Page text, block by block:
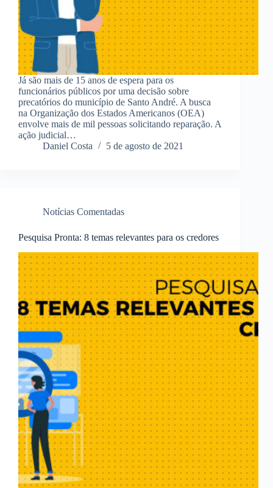
Já são mais de 15 anos de espera para os
funcionários públicos por uma decisão sobre
precatórios do município de Santo André. A busca
na Organização dos Estados Americanos (OEA)
envolve mais de mil pessoas solicitando reparação. A
ação judicial…
Daniel Costa
5 de agosto de 2021
Notícias Comentadas
Pesquisa Pronta: 8 temas relevantes para os credores